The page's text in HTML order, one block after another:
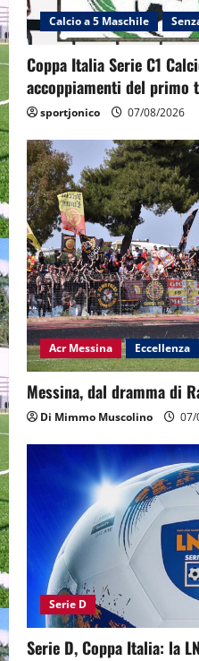
Calcio a 5 Maschile
Coppa Italia Serie C1
accoppiamenti del primo
sportjonico 07/08/2026
Acr Messina Eccellenza
Messina, dal dramma di
Di Mimmo Muscolino 07/
Serie D
Serie D, Coppa Italia: la